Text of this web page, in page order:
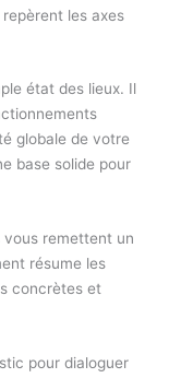
les axes
état des lieux. Il
globale de votre
base solide pour
vous remettent un
résume les
concrètes et
pour dialoguer